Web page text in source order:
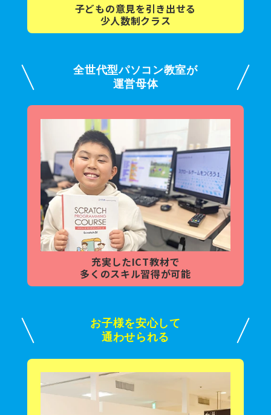
子どもの意見を引き出せる
少人数制クラス
全世代型パソコン教室が
運営母体
充実したICT教材で
多くのスキル習得が可能
お子様を安心して
通わせられる